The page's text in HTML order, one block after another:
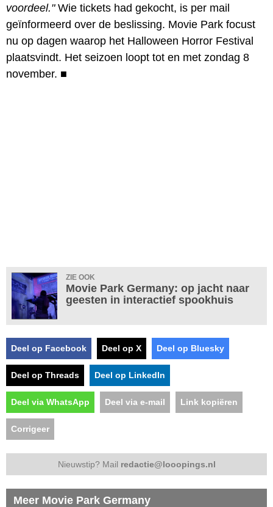
voordeel."Wie tickets had gekocht, is per mail
geïnformeerd over de beslissing. Movie Park focust
nu op dagen waarop het Halloween Horror Festival
plaatsvindt. Het seizoen loopt tot en met zondag 8
november. ■
ZIE OOK
Movie Park Germany: op jacht naar
geesten in interactief spookhuis
Deel op Facebook Deel op X Deel op Bluesky
Deel op Threads Deel op LinkedIn
Deel via WhatsApp Deel via e-mail Link kopiëren
Corrigeer
Nieuwstip? Mail redactie@looopings.nl
Meer Movie Park Germany